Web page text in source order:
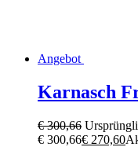
Angebot
Karnasch
€300,66
€ 300,66€ 270,60